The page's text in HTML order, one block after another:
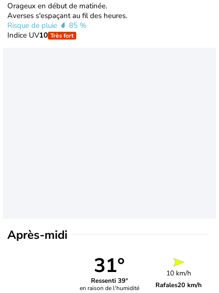
Orageux en début de matinée.
Averses s'espaçant au fil des heures.
Risque de pluie
85 %
Indice UV10 Très fort
Après-midi
31°
Ressenti 39°
en raison de l'humidité
10 km/h
Rafales20 km/h